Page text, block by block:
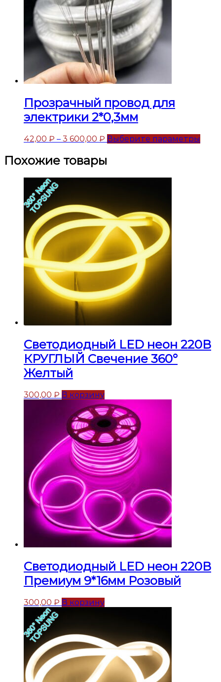
Прозрачный провод для
электрики 2*0,3мм
42,00 ₽ – 3 600,00 ₽ Выберите параметры
Похожие товары
Светодиодный LED неон 220В
КРУГЛЫЙ Свечение 360°
Желтый
300,00 ₽ В корзину
Светодиодный LED неон 220В
Премиум 9*16мм Розовый
300,00 ₽ В корзину